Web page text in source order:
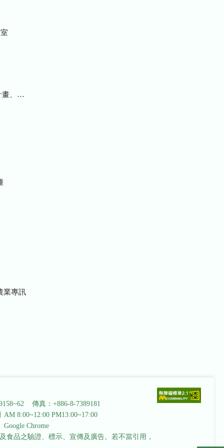
研究報告
業專訊
傳真：+886-8-7389181
AM 8:00~12:00 PM13:00~17:00
Chrome
食品之驗證、標示、宣傳及廣告。若不當引用，